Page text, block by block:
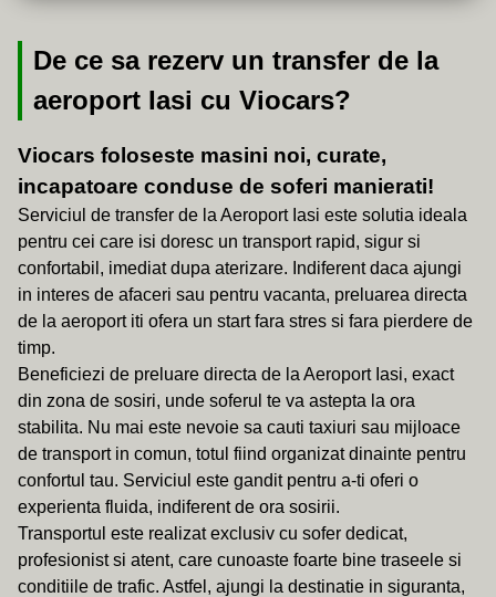
De ce sa rezerv un transfer de la
aeroport Iasi cu Viocars?
Viocars foloseste masini noi, curate,
incapatoare conduse de soferi manierati!
Serviciul de transfer de la Aeroport Iasi este solutia ideala
pentru cei care isi doresc un transport rapid, sigur si
confortabil, imediat dupa aterizare. Indiferent daca ajungi
in interes de afaceri sau pentru vacanta, preluarea directa
de la aeroport iti ofera un start fara stres si fara pierdere de
timp.
Beneficiezi de preluare directa de la Aeroport Iasi, exact
din zona de sosiri, unde soferul te va astepta la ora
stabilita. Nu mai este nevoie sa cauti taxiuri sau mijloace
de transport in comun, totul fiind organizat dinainte pentru
confortul tau. Serviciul este gandit pentru a-ti oferi o
experienta fluida, indiferent de ora sosirii.
Transportul este realizat exclusiv cu sofer dedicat,
profesionist si atent, care cunoaste foarte bine traseele si
conditiile de trafic. Astfel, ajungi la destinatie in siguranta,